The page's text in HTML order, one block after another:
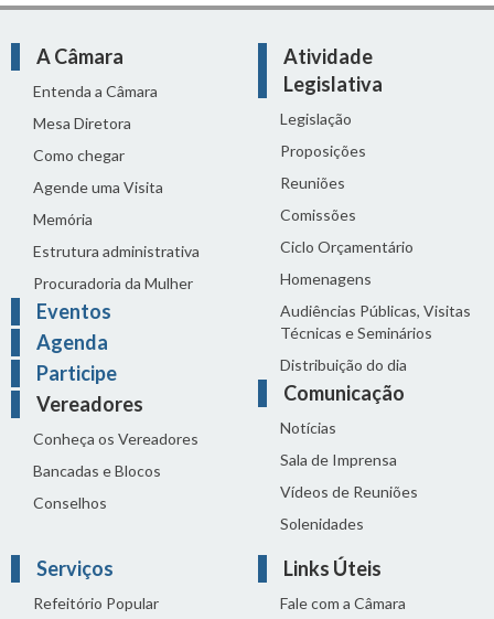
A Câmara
Entenda a Câmara
Mesa Diretora
Como chegar
Agende uma Visita
Memória
Estrutura administrativa
Procuradoria da Mulher
Eventos
Agenda
Participe
Vereadores
Conheça os Vereadores
Bancadas e Blocos
Conselhos
Atividade
Legislativa
Legislação
Proposições
Reuniões
Comissões
Ciclo Orçamentário
Homenagens
Audiências Públicas, Visitas
Técnicas e Seminários
Distribuição do dia
Comunicação
Notícias
Sala de Imprensa
Vídeos de Reuniões
Solenidades
Serviços
Refeitório Popular
Links Úteis
Fale com a Câmara